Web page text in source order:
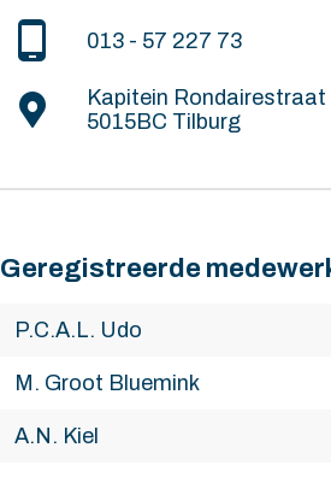
013 - 57 227 73
Kapitein Rondairestraat
5015BC Tilburg
Geregistreerde
P.C.A.L. Udo
M. Groot Bluemink
A.N. Kiel